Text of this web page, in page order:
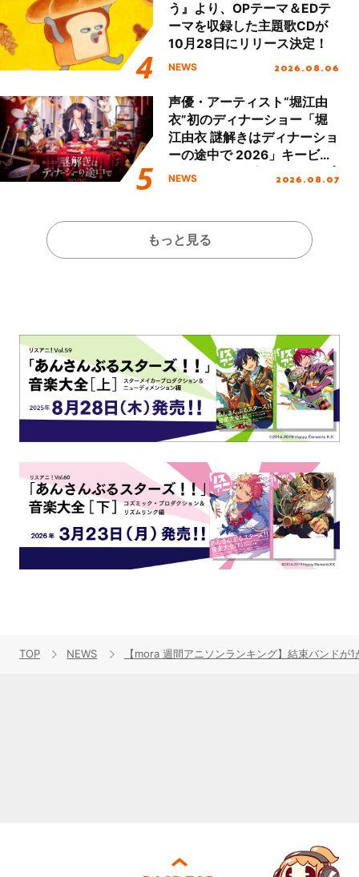
う』より、OPテーマ＆EDテ
ーマを収録した主題歌CDが
10月28日にリリース決定！
NEWS 2026.08.06
声優・アーティスト“堀江由
衣”初のディナーショー「堀
江由衣 謎解きはディナーショ
ーの途中で 2026」キービジ
ュアル＆グッズラインナップ
NEWS 2026.08.07
もっと見る
TOP NEWS 【mora 週間アニソンランキング】結束バンド